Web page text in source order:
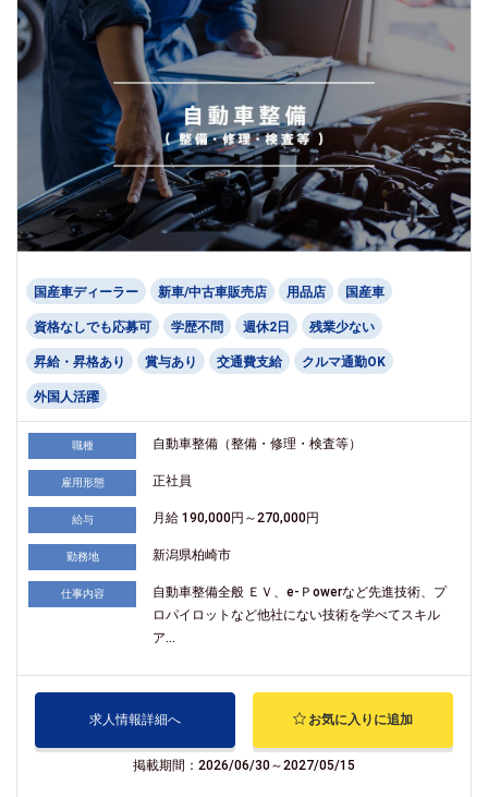
国産車ディーラー 新車/中古車販売店 用品店 国産車
資格なしでも応募可 学歴不問 週休2日 残業少ない
昇給・昇格あり 賞与あり 交通費支給 クルマ通勤OK
外国人活躍
職種 自動車整備（整備・修理・検査等）
雇用形態 正社員
給与 月給 190,000円～270,000円
勤務地 新潟県柏崎市
仕事内容
自動車整備全般 ＥＶ、e-Ｐowerなど先進技術、プ
ロパイロットなど他社にない技術を学べてスキル
ア...
求人情報詳細へ お気に入りに追加
掲載期間：2026/06/30～2027/05/15